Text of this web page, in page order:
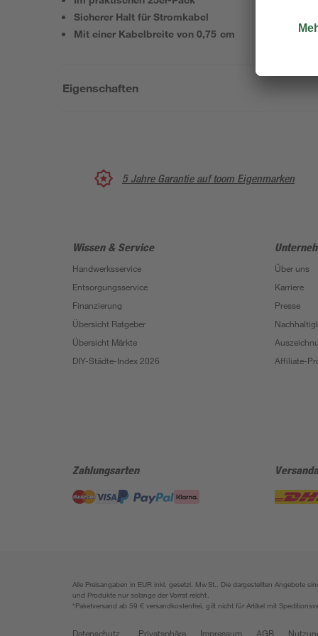
Sicherer Halt für Stromkabel
Mit einer Kabelbreite von 0,75 cm
Eigenschaften
5 Jahre Garantie auf toom Eigenmarken
Wissen & Service
Handwerksservice
Entsorgungsservice
Finanzierung
Übersicht Ratgeber
Übersicht Märkte
DIY-Städte-Index 2026
Über uns
Karriere
Presse
Affiliate-
Zahlungsarten
Alle Preisangaben in EUR inkl. gesetzl. MwSt.. Die dargestellten Angebote
und Produkte nur solange der Vorrat reicht.
*Paketversand ab 59 € versandkostenfrei, gilt nicht für Artikel mit
Datenschutz Privatsphäre Impressum AGB